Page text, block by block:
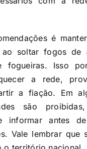
é
ao soltar fogos de
fogueiras. Isso
a rede,
a fiação. Em
são
informar antes
Vale lembrar que